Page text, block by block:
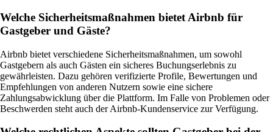
Welche Sicherheitsmaßnahmen bietet Airbnb für
Gastgeber und Gäste?
Airbnb bietet verschiedene Sicherheitsmaßnahmen, um sowohl
Gastgebern als auch Gästen ein sicheres Buchungserlebnis zu
gewährleisten. Dazu gehören verifizierte Profile, Bewertungen und
Empfehlungen von anderen Nutzern sowie eine sichere
Zahlungsabwicklung über die Plattform. Im Falle von Problemen oder
Beschwerden steht auch der Airbnb-Kundenservice zur Verfügung.